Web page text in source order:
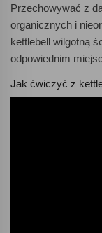
Przechowywać z
organicznych i
kettlebell wilgotną
odpowiednim
Jak ćwiczyć z